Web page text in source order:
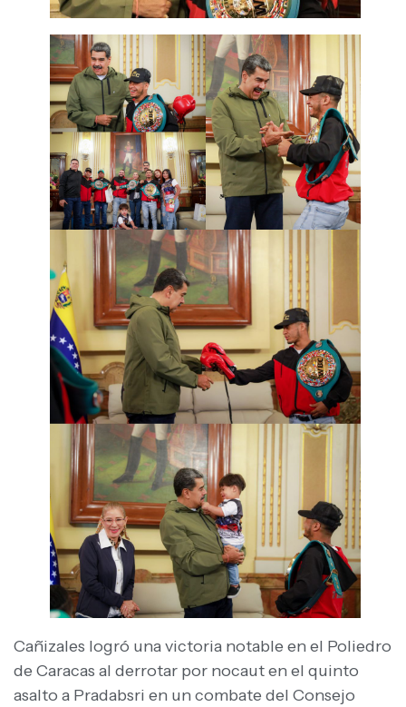
Cañizales logró una victoria notable en el Poliedro
de Caracas al derrotar por nocaut en el quinto
asalto a Pradabsri en un combate del Consejo